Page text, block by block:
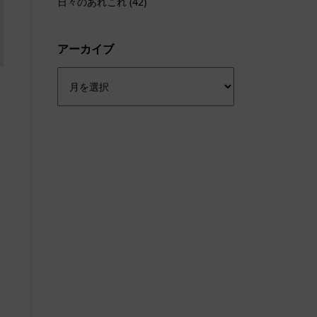
アーカイブ